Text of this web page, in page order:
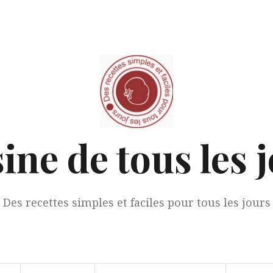
de tous les
Des recettes simples et faciles pour tous les jours